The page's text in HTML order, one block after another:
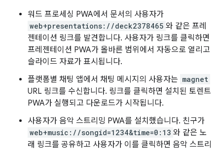
워드 프로세싱 PWA에서 문서의 사용자가
web+presentations://deck2378465 와 같은 프레
젠테이션 링크를 발견합니다. 사용자가 링크를 클릭하면
프레젠테이션 PWA가 올바른 범위에서 자동으로 열리고
슬라이드 자료가 표시됩니다.
플랫폼별 채팅 앱에서 채팅 메시지의 사용자는 magnet
URL 링크를 수신합니다. 링크를 클릭하면 설치된 토렌트
PWA가 실행되고 다운로드가 시작됩니다.
사용자가 음악 스트리밍 PWA를 설치했습니다. 친구가
web+music://songid=1234&time=0:13 와 같은 노
래 링크를 공유하고 사용자가 이를 클릭하면 음악 스트리